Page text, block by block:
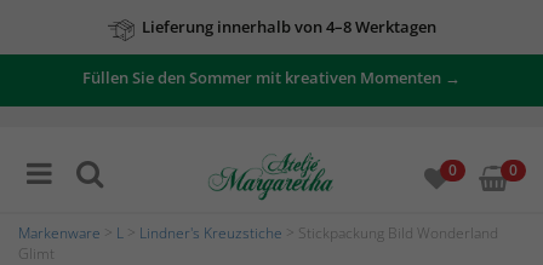
Lieferung innerhalb von 4–8 Werktagen
Zu unseren Angeboten
Füllen Sie den Sommer mit kreativen Momenten →
0 0
Markenware L Lindner's Kreuzstiche > Stickpackung Bild Wonderland
Glimt